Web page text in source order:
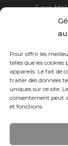
Pour offrir les
telles que les
appareils. Le fait de
traiter des données
uniques sur ce site.
consentement peut
et fonctions.
5 rue
21220
06 15 15
Horaires :